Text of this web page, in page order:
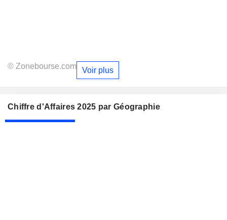
© Zonebourse.com Voir plus
Chiffre d'Affaires 2025 par Géographie